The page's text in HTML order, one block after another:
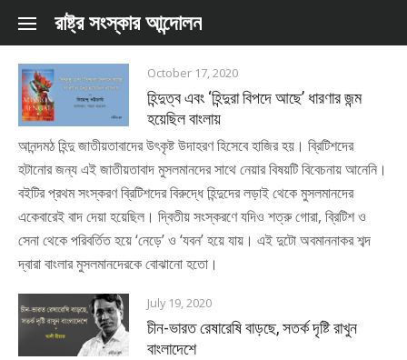
Skip to content
রাষ্ট্র সংস্কার আন্দোলন
October 17, 2020
হিন্দুত্ব এবং ‘হিন্দুরা বিপদে আছে’ ধারণার জন্ম
হয়েছিল বাংলায়
আনন্দমঠ হিন্দু জাতীয়তাবাদের উৎকৃষ্ট উদাহরণ হিসেবে হাজির হয়। ব্রিটিশদের
হটানোর জন্য এই জাতীয়তাবাদ মুসলমানদের সাথে নেয়ার বিষয়টি বিবেচনায় আনেনি।
বইটির প্রথম সংস্করণ ব্রিটিশদের বিরুদ্ধে হিন্দুদের লড়াই থেকে মুসলমানদের
একেবারেই বাদ দেয়া হয়েছিল। দ্বিতীয় সংস্করণে যদিও শত্রু গোরা, ব্রিটিশ ও
সেনা থেকে পরিবর্তিত হয়ে ‘নেড়ে’ ও ‘যবন’ হয়ে যায়। এই দুটো অবমাননাকর শব্দ
দ্বারা বাংলার মুসলমানদেরকে বোঝানো হতো।
July 19, 2020
চীন-ভারত রেষারেষি বাড়ছে, সতর্ক দৃষ্টি রাখুন
বাংলাদেশে